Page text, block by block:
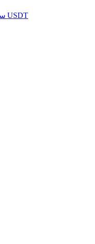
USDT
236 USDT